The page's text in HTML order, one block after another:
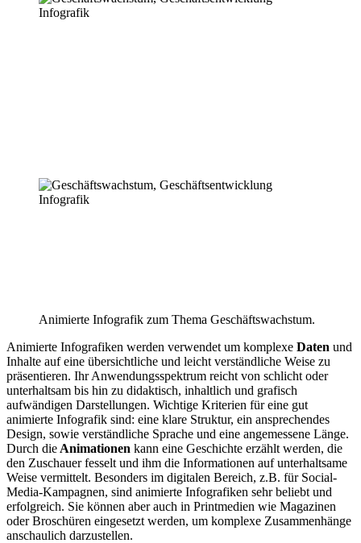
Animierte Infografik zum Thema Geschäftswachstum.
Animierte Infografiken werden verwendet um komplexe Daten und
Inhalte auf eine übersichtliche und leicht verständliche Weise zu
präsentieren. Ihr Anwendungsspektrum reicht von schlicht oder
unterhaltsam bis hin zu didaktisch, inhaltlich und grafisch
aufwändigen Darstellungen. Wichtige Kriterien für eine gut
animierte Infografik sind: eine klare Struktur, ein ansprechendes
Design, sowie verständliche Sprache und eine angemessene Länge.
Durch die Animationen kann eine Geschichte erzählt werden, die
den Zuschauer fesselt und ihm die Informationen auf unterhaltsame
Weise vermittelt. Besonders im digitalen Bereich, z.B. für Social-
Media-Kampagnen, sind animierte Infografiken sehr beliebt und
erfolgreich. Sie können aber auch in Printmedien wie Magazinen
oder Broschüren eingesetzt werden, um komplexe Zusammenhänge
anschaulich darzustellen.